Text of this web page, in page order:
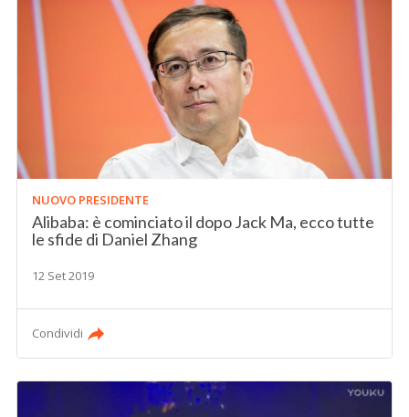
NUOVO PRESIDENTE
Alibaba: è cominciato il dopo Jack Ma, ecco tutte
le sfide di Daniel Zhang
12 Set 2019
Condividi